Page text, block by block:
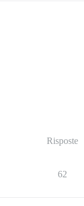
Risposte
62